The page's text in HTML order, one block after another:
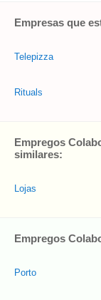
Empresas que
Telepizza
Rituals
Empregos
similares:
Lojas
Empregos
Porto